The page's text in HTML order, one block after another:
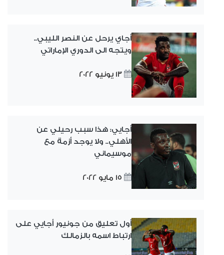
أجاي يرحل عن النصر الليبي..
ويتجه الى الدوري الإماراتي
13 يونيو 2022
أجايي: هذا سبب رحيلي عن
الأهلي.. ولا يوجد أزمة مع
موسيماني
15 مايو 2022
أول تعليق من جونيور أجايي على
ارتباط اسمه بالزمالك